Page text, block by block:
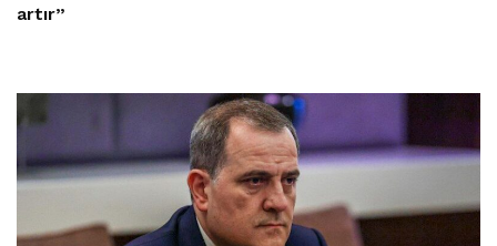
artır”